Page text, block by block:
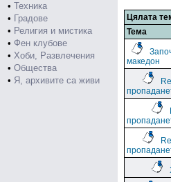
• Техника
• Градове
• Религия и мистика
• Фен клубове
• Хоби, Развлечения
• Общества
• Я, архивите са живи
Цялата
Тема
македон